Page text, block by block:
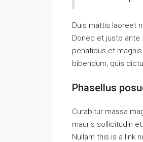
Duis mattis laoreet
Donec et justo
penatibus et
bibendum, quis
Phasellus
Curabitur massa
mauris sollicitudin
Nullam this is a link